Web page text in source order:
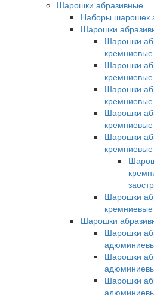
Шарошки абразивные
Наборы шарошек
Шарошки
Шарошки
Шарошки
Шарошки
кремниевые
Шарошки
Шарошки
Шарошки
Шарошки
Шарошки
Шарошки
Шарошки